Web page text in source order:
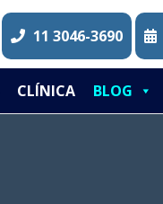
11 3046-3690
CLÍNICA BLOG